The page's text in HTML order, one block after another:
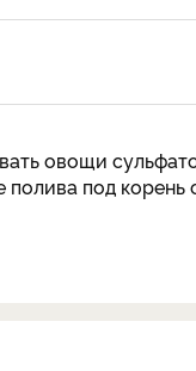
овощи
под